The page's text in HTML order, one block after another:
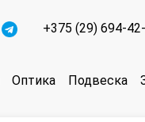
+375 (29) 694-
Оптика Подвеска